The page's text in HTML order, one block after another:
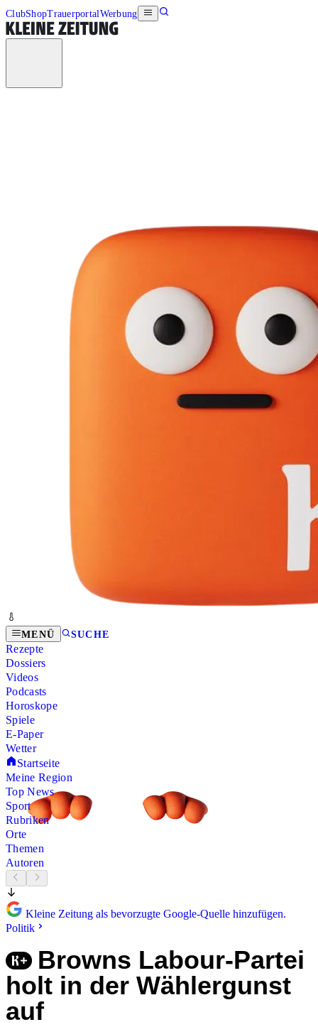
ClubShopTrauerportalWerbung
MENÜ SUCHE
Rezepte
Dossiers
Videos
Podcasts
Horoskope
Spiele
E-Paper
Wetter
Startseite
Meine Region
Top News
Sport
Rubriken
Orte
Themen
Autoren
Kleine Zeitung als bevorzugte Google-Quelle hinzufügen.
Politik
Browns Labour-Partei
holt in der Wählergunst
auf